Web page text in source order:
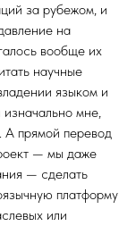
за рубежом, и
на
вообще их
научные
языком и
мне,
А прямой перевод
— мы даже
— сделать
платформу
или